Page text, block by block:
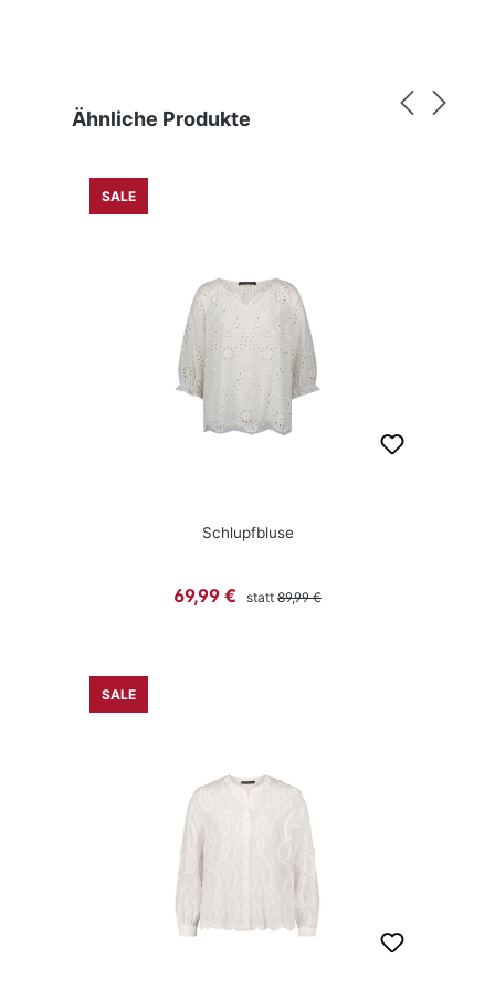
Produktgalerie überspringen
Ähnliche Produkte
SALE
Schlupfbluse
Verkaufspreis:
69,99 € statt Regulärer Preis:
89,99 €
SALE